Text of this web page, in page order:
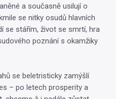
a současně usilují o
se nitky osudů hlavních
se stářím, život se smrtí, hra
poznání s okamžiky
se beletristicky zamýšlí
– po letech prosperity a